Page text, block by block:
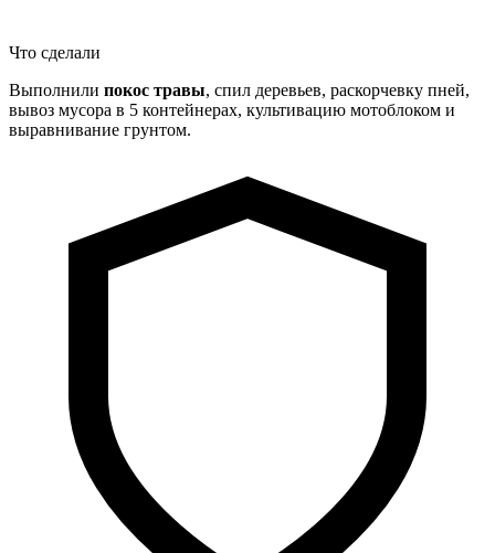
Что сделали
Выполнили покос травы, спил деревьев, раскорчевку пней,
вывоз мусора в 5 контейнерах, культивацию мотоблоком и
выравнивание грунтом.